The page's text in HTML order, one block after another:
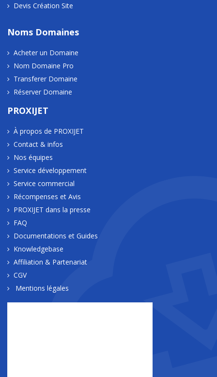
Devis Création Site
Noms Domaines
Acheter un Domaine
Nom Domaine Pro
Transferer Domaine
Réserver Domaine
PROXIJET
À propos de PROXIJET
Contact & infos
Nos équipes
Service développement
Service commercial
Récompenses et Avis
PROXIJET dans la presse
FAQ
Documentations et Guides
Knowledgebase
Affiliation & Partenariat
CGV
Mentions légales